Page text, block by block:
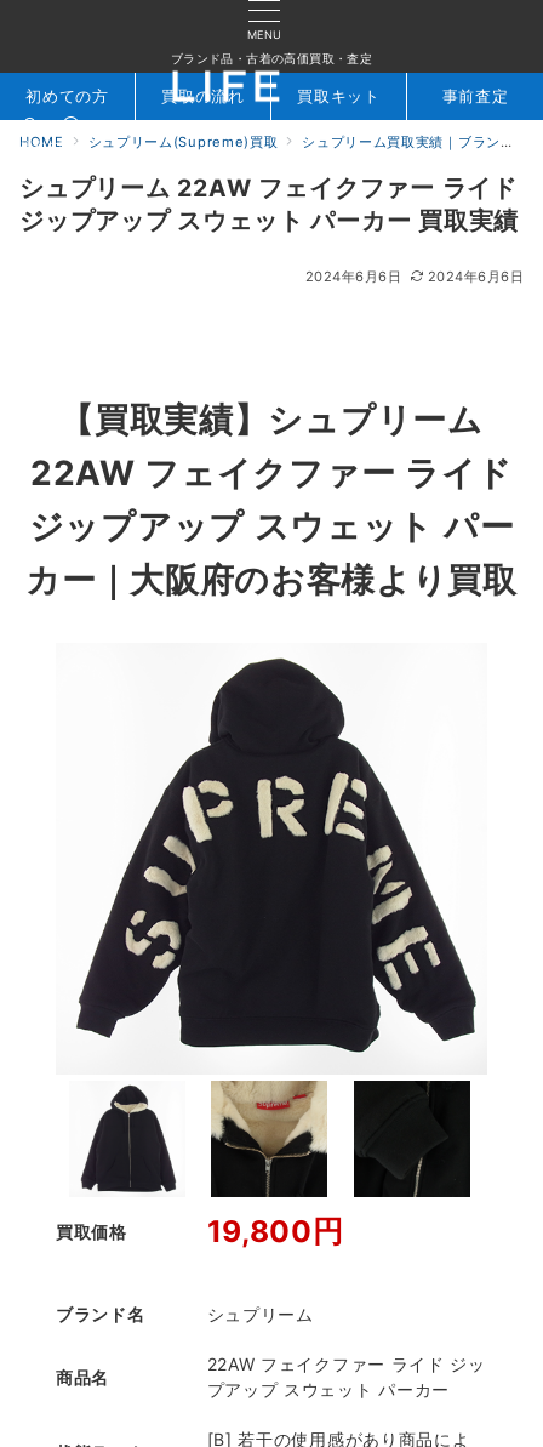
MENU
ブランド品・古着の高価買取・査定
検索 お問合せ
初めての方 買取の流れ 買取キット 事前査定
HOME シュプリーム(Supreme)買取 シュプリーム買取実績｜ブランド専門店LIFE
シュプリーム 22AW フェイクファー ライド
ジップアップ スウェット パーカー 買取実績
2024年6月6日 2024年6月6日
【買取実績】シュプリーム
22AW フェイクファー ライド
ジップアップ スウェット パー
カー｜大阪府のお客様より買取
買取価格 19,800円
ブランド名 シュプリーム
商品名
22AW フェイクファー ライド ジッ
プアップ スウェット パーカー
[B] 若干の使用感があり商品によ